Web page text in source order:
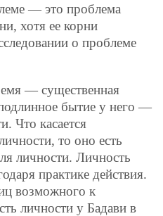
— это проблема
хотя ее корни
о проблеме
— существенная
бытие у него —
Что касается
то оно есть
личности. Личность
практике действия.
возможного к
личности у Бадави в